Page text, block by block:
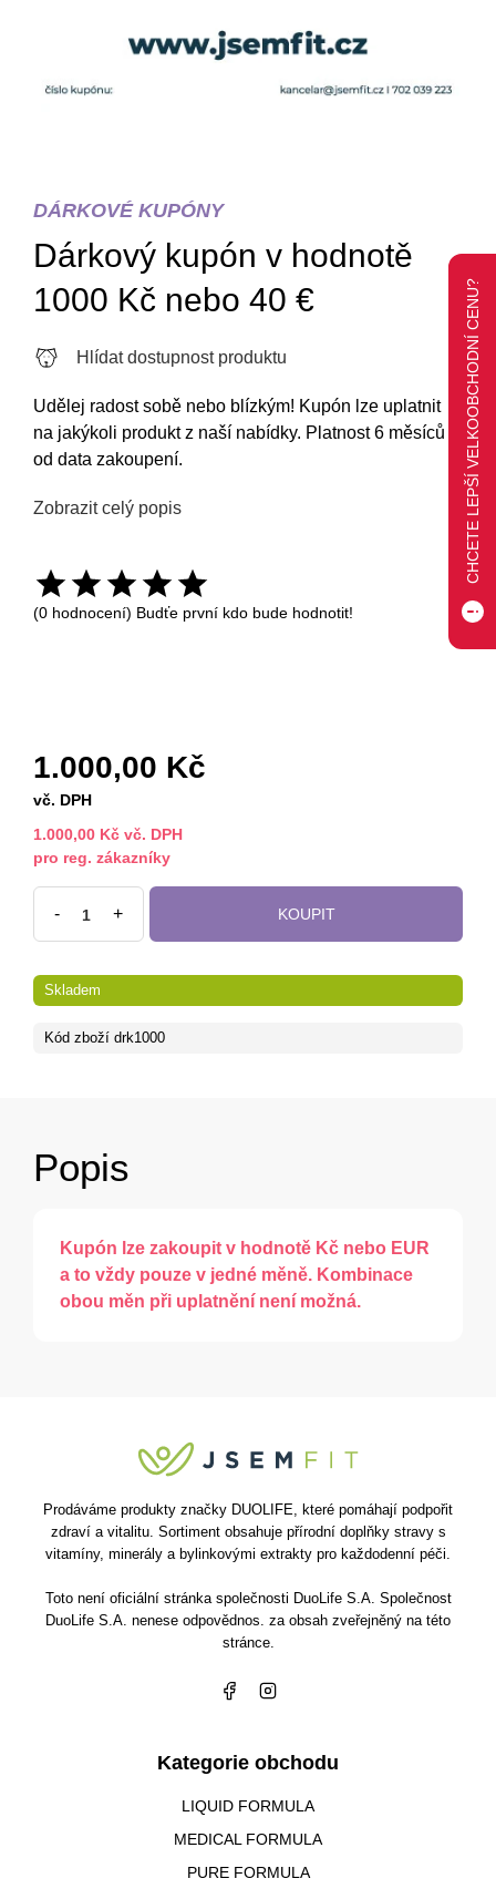
DÁRKOVÉ KUPÓNY
Dárkový kupón v hodnotě
1000 Kč nebo 40 €
Hlídat dostupnost produktu
Udělej radost sobě nebo blízkým! Kupón lze uplatnit
na jakýkoli produkt z naší nabídky. Platnost 6 měsíců
od data zakoupení.
Zobrazit celý popis
(0 hodnocení) Budťe první kdo bude hodnotit!
1.000,00 Kč
vč. DPH
1.000,00 Kč vč. DPH
pro reg. zákazníky
- + KOUPIT
Skladem
Kód zboží drk1000
Popis
Kupón lze zakoupit v hodnotě Kč nebo EUR
a to vždy pouze v jedné měně. Kombinace
obou měn při uplatnění není možná.
Prodáváme produkty značky DUOLIFE, které pomáhají podpořit
zdraví a vitalitu. Sortiment obsahuje přírodní doplňky stravy s
vitamíny, minerály a bylinkovými extrakty pro každodenní péči.
Toto není oficiální stránka společnosti DuoLife S.A. Společnost
DuoLife S.A. nenese odpovědnos. za obsah zveřejněný na této
stránce.
Kategorie obchodu
LIQUID FORMULA
MEDICAL FORMULA
PURE FORMULA
CHCETE LEPŠÍ VELKOOBCHODNÍ CENU?